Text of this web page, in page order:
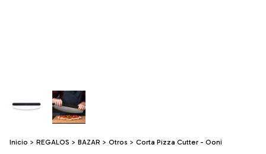
Inicio > REGALOS > BAZAR > Otros > Corta Pizza Cutter - Ooni